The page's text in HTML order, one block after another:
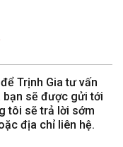
đủ, quy trình cấp
cung cấp tới quý độc
biệt thự hiện đại
Trịnh Gia tư vấn
bạn sẽ được gửi tới
tôi sẽ trả lời sớm
địa chỉ liên hệ.